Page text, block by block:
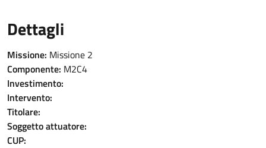
Dettagli
Missione: Missione 2
Componente: M2C4
Investimento:
Intervento:
Titolare:
Soggetto attuatore:
CUP: